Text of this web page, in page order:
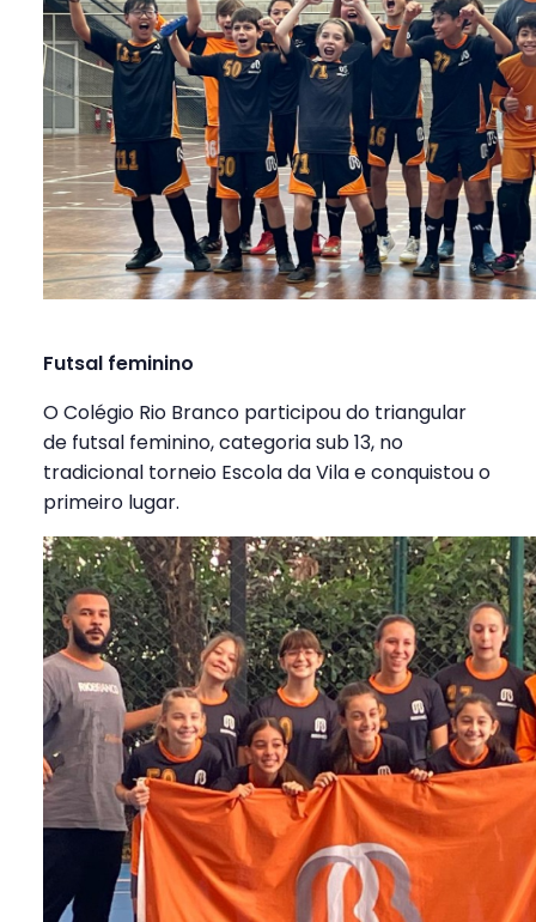
Futsal feminino
O Colégio Rio Branco participou do triangular
de futsal feminino, categoria sub 13, no
tradicional torneio Escola da Vila e conquistou o
primeiro lugar.